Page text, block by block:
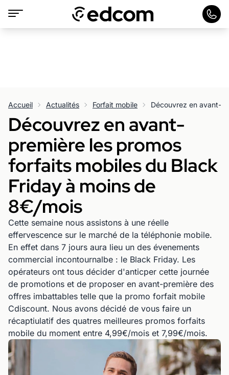
Accueil Actualités Forfait mobile
Découvrez en avant-
première les promos
forfaits mobiles du Black
Friday à moins de
8€/mois
Cette semaine nous assistons à une réelle
effervescence sur le marché de la téléphonie mobile.
En effet dans 7 jours aura lieu un des évenements
commercial incontournalbe : le Black Friday. Les
opérateurs ont tous décider d'anticper cette journée
de promotions et de proposer en avant-première des
offres imbattables telle que la promo forfait mobile
Cdiscount. Nous avons décidé de vous faire un
récaptiulatif des quatres meilleures promos forfaits
mobile du moment entre 4,99€/mois et 7,99€/mois.